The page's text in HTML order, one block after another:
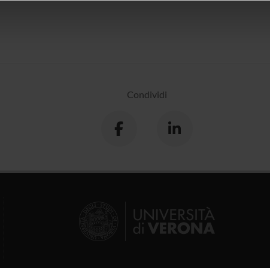
e social media, i quali potrebbero combinarle con altre
Condividi